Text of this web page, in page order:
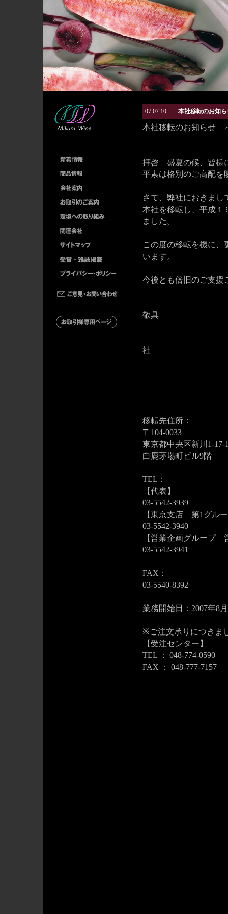
07.07.10 本社移転のお知
本社移転のお知らせ
拝啓 盛夏の候、皆様
平素は格別のご高配を
さて、弊社におきまし
本社を移転し、平成１
ました。
この度の移転を機に、
います。
今後とも倍旧のご支援
敬具
社
移転先住所：
〒104-0033
東京都中央区新川1-17-
白鹿茅場町ビル9階
TEL：
【代表】
03-5542-3939
【東京支店 第1グル
03-5542-3940
【営業企画グループ
03-5542-3941
FAX：
03-5540-8392
業務開始日：2007年8
※ご注文承りにつきま
【受注センター】
TEL ： 048-774-0590
FAX ： 048-777-7157